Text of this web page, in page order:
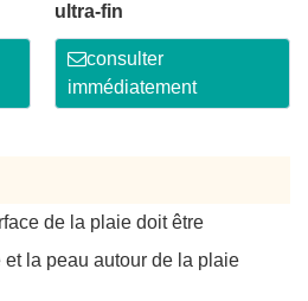
ultra-fin
consulter
immédiatement
de la plaie doit être
la peau autour de la plaie